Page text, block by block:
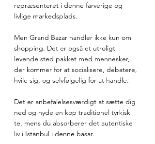
repræsenteret i denne farverige og
livlige markedsplads.
Men Grand Bazar handler ikke kun om
shopping. Det er også et utroligt
levende sted pakket med mennesker,
der kommer for at socialisere, debatere,
hvile sig, og selvfølgelig for at handle.
Det er anbefalelsesværdigt at sætte dig
ned og nyde en kop traditionel tyrkisk
te, mens du absorberer det autentiske
liv i Istanbul i denne basar.